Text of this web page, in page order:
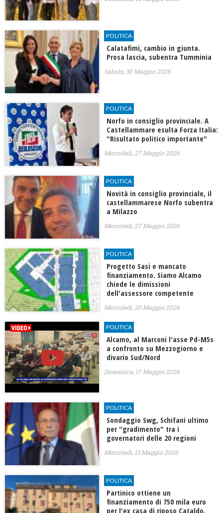
POLITICA
Calatafimi, cambio in giunta.
Prosa lascia, subentra Tumminia
Sabato, 30 Maggio 2026
POLITICA
Norfo in consiglio provinciale. A
Castellammare esulta Forza Italia:
"Risultato politico importante"
Mercoledì, 27 Maggio 2026
POLITICA
Novità in consiglio provinciale, il
castellammarese Norfo subentra
a Milazzo
Mercoledì, 27 Maggio 2026
POLITICA
Progetto Sasi e mancato
finanziamento. Siamo Alcamo
chiede le dimissioni
dell'assessore competente
Mercoledì, 20 Maggio 2026
POLITICA
Alcamo, al Marconi l'asse Pd-M5s
a confronto su Mezzogiorno e
divario Sud/Nord
Domenica, 17 Maggio 2026
POLITICA
Sondaggio Swg, Schifani ultimo
per "gradimento" tra i
governatori delle 20 regioni
Mercoledì, 13 Maggio 2026
POLITICA
Partinico ottiene un
finanziamento di 750 mila euro
per l'ex casa di riposo Cataldo.